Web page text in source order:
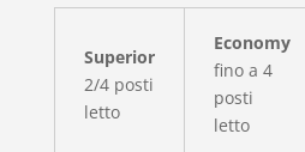
Superior
2/4 posti
letto
Economy
fino a 4
posti
letto